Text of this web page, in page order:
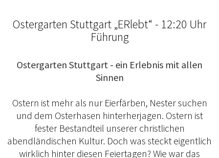
Ostergarten Stuttgart „ERlebt“ - 12:20 Uhr
Führung
Ostergarten Stuttgart - ein Erlebnis mit allen
Sinnen
Ostern ist mehr als nur Eierfärben, Nester suchen
und dem Osterhasen hinterherjagen. Ostern ist
fester Bestandteil unserer christlichen
abendländischen Kultur. Doch was steckt eigentlich
wirklich hinter diesen Feiertagen? Wie war das